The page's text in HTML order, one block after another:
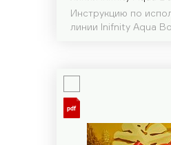
Инструкцию по
линии Inifnity Aqua